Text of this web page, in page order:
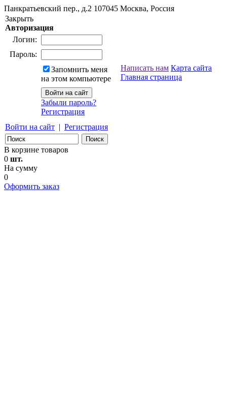
Панкратьевский пер., д.2 107045 Москва, Россия
Закрыть
Авторизация
Логин:
Пароль:
Запомнить меня
на этом компьютере
Забыли пароль?
Регистрация
Войти на сайт | Регистрация
Написать нам Карта сайта
Главная страница
В корзине товаров
0 шт.
На сумму
0
Оформить заказ